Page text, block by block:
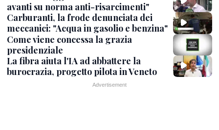
avanti su norma anti-risarcimenti"
Carburanti, la frode denunciata dei
meccanici: "Acqua in gasolio e benzina"
Come viene concessa la grazia
presidenziale
La fibra aiuta l'IA ad abbattere la
burocrazia, progetto pilota in Veneto